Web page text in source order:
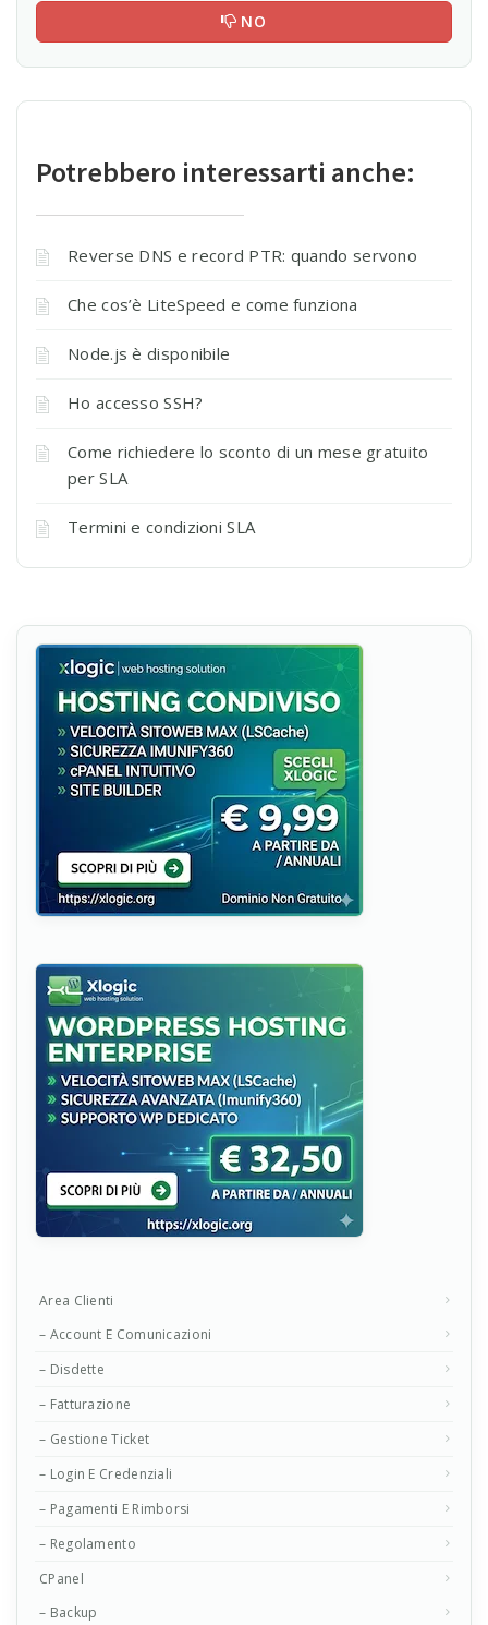
NO
Potrebbero interessarti anche:
Reverse DNS e record PTR: quando servono
Che cos’è LiteSpeed e come funziona
Node.js è disponibile
Ho accesso SSH?
Come richiedere lo sconto di un mese gratuito
per SLA
Termini e condizioni SLA
Area Clienti
– Account E Comunicazioni
– Disdette
– Fatturazione
– Gestione Ticket
– Login E Credenziali
– Pagamenti E Rimborsi
– Regolamento
CPanel
– Backup